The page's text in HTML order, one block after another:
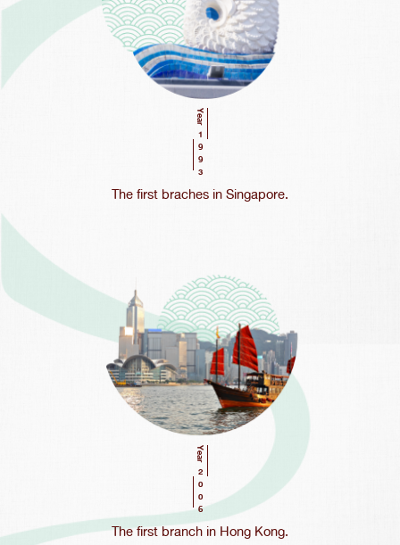
Year
1993
The first braches in Singapore.
Year
2006
The first branch in Hong Kong.